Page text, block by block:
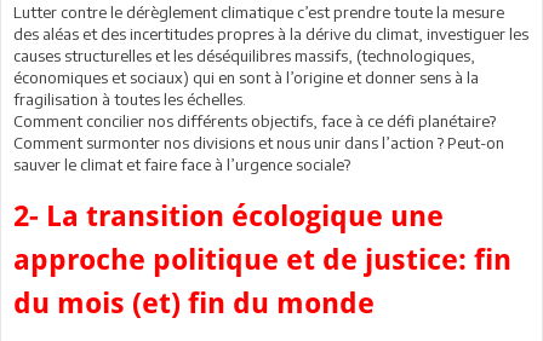
Lutter contre le dérèglement climatique c’est prendre toute la mesure
des aléas et des incertitudes propres à la dérive du climat, investiguer les
causes structurelles et les déséquilibres massifs, (technologiques,
économiques et sociaux) qui en sont à l’origine et donner sens à la
fragilisation à toutes les échelles.
Comment concilier nos différents objectifs, face à ce défi planétaire?
Comment surmonter nos divisions et nous unir dans l’action ? Peut-on
sauver le climat et faire face à l’urgence sociale?
2- La transition écologique une
approche politique et de justice: fin
du mois (et) fin du monde